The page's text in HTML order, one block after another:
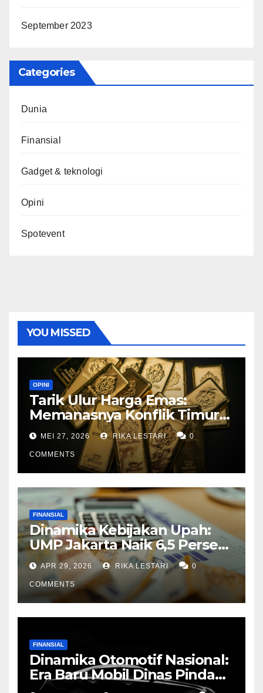
September 2023
Categories
Dunia
Finansial
Gadget & teknologi
Opini
Spotevent
YOU MISSED
OPINI
Tarik Ulur Harga Emas:
Memanasnya Konflik Timur
Tengah dan Adu Sengit di
Pasar Opsi
MEI 27, 2026 RIKA LESTARI 0
COMMENTS
FINANSIAL
Dinamika Kebijakan Upah:
UMP Jakarta Naik 6,5 Persen
di Tengah Pemangkasan Gaji
Pekerja Migran AS
APR 29, 2026 RIKA LESTARI 0
COMMENTS
FINANSIAL
Dinamika Otomotif Nasional:
Era Baru Mobil Dinas Pindad
dan Ekspansi Kendaraan